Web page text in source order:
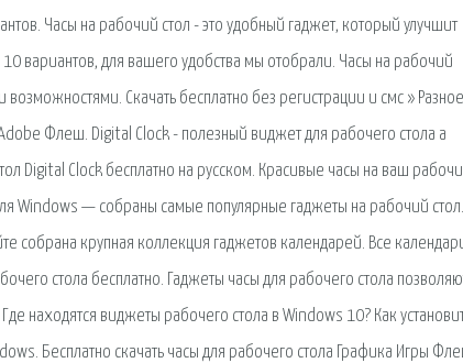
Часы на рабочий стол - это удобный гаджет, который улучшит
вариантов, для вашего удобства мы отобрали. Часы на рабочий
Скачать бесплатно без регистрации и смс »
Флеш. Digital Clock - полезный виджет для рабочего стола а
Digital Clock бесплатно на русском. Красивые часы на ваш
Windows — собраны самые популярные гаджеты на рабочий стол.
собрана крупная коллекция гаджетов календарей. Все
стола бесплатно. Гаджеты часы для рабочего стола
находятся виджеты рабочего стола в Windows 10? Как
Бесплатно скачать часы для рабочего стола Графика Игры